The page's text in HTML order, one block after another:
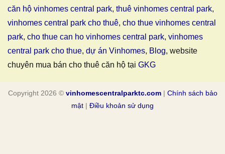
căn hộ vinhomes central park, thuê vinhomes central park,
vinhomes central park cho thuê, cho thue vinhomes central
park, cho thue can ho vinhomes central park, vinhomes
central park cho thue, dự án Vinhomes, Blog, website
chuyên mua bán cho thuê căn hộ tại GKG
Copyright 2026 © vinhomescentralparktc.com| Chính sách bảo
mật | Điều khoản sử dụng